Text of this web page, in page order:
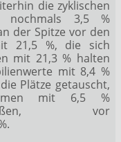
die zyklischen
nochmals 3,5 %
der Spitze vor den
21,5 %, die sich
mit 21,3 % halten
mit 8,4 %
Plätze getauscht,
mit 6,5 %
vor